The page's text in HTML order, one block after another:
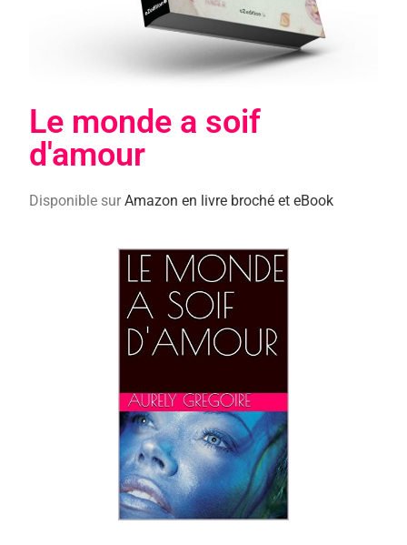
Le monde a soif
d'amour
Disponible surAmazon en livre broché et eBook